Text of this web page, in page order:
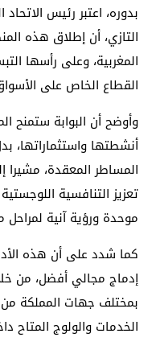
بدوره، اعتبر رئيس
التازي، أن إطلاق هذه
المغربية، وعلى رأسها
القطاع الخاص على
وأوضح أن البوابة ستمنح
أنشطتها واستثماراتها،
المساطر المعقدة،
تعزيز التنافسية
موحدة ورؤية آنية لمراحل
كما شدد على أن هذه
إدماج مجالي أفضل، من
بمختلف جهات المملكة
الخدمات والولوج المتاح